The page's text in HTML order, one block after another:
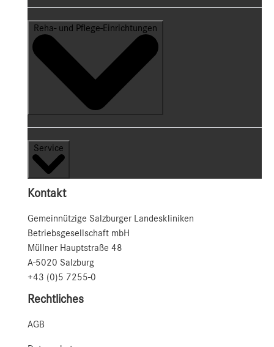
Reha- und Pflege-Einrichtungen
Service
Kontakt
Gemeinnützige Salzburger Landeskliniken
Betriebsgesellschaft mbH
Müllner Hauptstraße 48
A-5020 Salzburg
+43 (0)5 7255-0
Rechtliches
AGB